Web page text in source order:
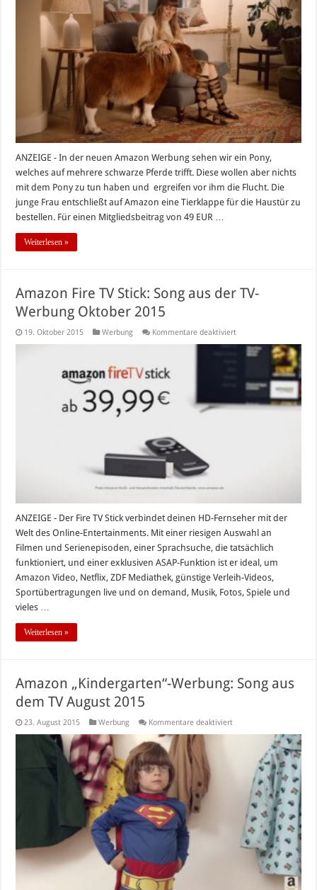
ANZEIGE - In der neuen Amazon Werbung sehen wir ein Pony,
welches auf mehrere schwarze Pferde trifft. Diese wollen aber nichts
mit dem Pony zu tun haben und ergreifen vor ihm die Flucht. Die
junge Frau entschließt auf Amazon eine Tierklappe für die Haustür zu
bestellen. Für einen Mitgliedsbeitrag von 49 EUR …
Weiterlesen »
Amazon Fire TV Stick: Song aus der TV-
Werbung Oktober 2015
19. Oktober 2015 Werbung Kommentare deaktiviertfür
Fire
TV-
ANZEIGE - Der Fire TV Stick verbindet deinen HD-Fernseher mit der
Welt des Online-Entertainments. Mit einer riesigen Auswahl an
Filmen und Serienepisoden, einer Sprachsuche, die tatsächlich
funktioniert, und einer exklusiven ASAP-Funktion ist er ideal, um
Amazon Video, Netflix, ZDF Mediathek, günstige Verleih-Videos,
Sportübertragungen live und on demand, Musik, Fotos, Spiele und
vieles …
Weiterlesen »
Amazon „Kindergarten“-Werbung: Song aus
dem TV August 2015
23. August 2015 Werbung Kommentare deaktiviertfür
„Kindergarten“-
August